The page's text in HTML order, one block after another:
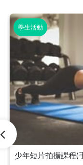
學生活動
少年短片拍攝課程(